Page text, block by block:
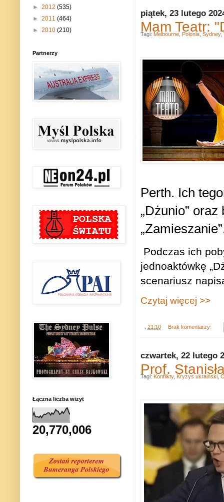
piątek, 23 lutego
Mam Teatr:
Perth. Ich
„Dżunio”
Podczas ich
jednoaktówkę
scenariusz
Czytaj więcej >>
21:10 Brak komentarzy:
Tagi: Melbourne Polonia Sydney,
czwartek, 22 lutego
Prof.
Tagi: Konflikty, Kryzys ukraiński,
► 2012 (535)
► 2011 (464)
► 2010 (210)
Partnerzy
Łączna liczba wizyt
20,770,006